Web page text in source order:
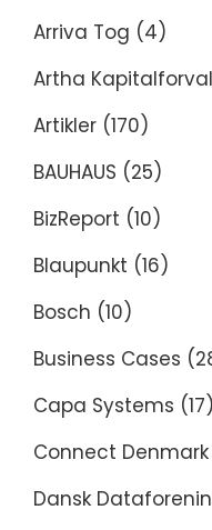
Arriva Tog (4)
Artha
Artikler (170)
BAUHAUS (25)
BizReport (10)
Blaupunkt (16)
Bosch (10)
Business Cases
Capa Systems (17)
Connect Denmark
Dansk